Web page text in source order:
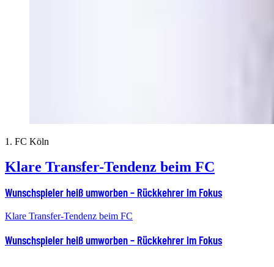
1. FC Köln
Klare Transfer-Tendenz beim FC
Wunschspieler heiß umworben – Rückkehrer im Fokus
Klare Transfer-Tendenz beim FC
Wunschspieler heiß umworben – Rückkehrer im Fokus